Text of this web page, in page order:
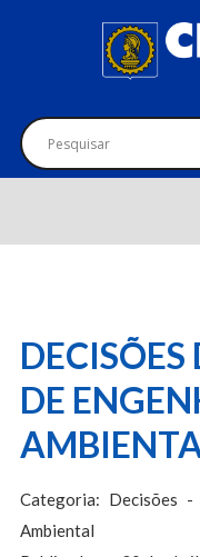
DE
Categoria: Decisões -
Ambiental